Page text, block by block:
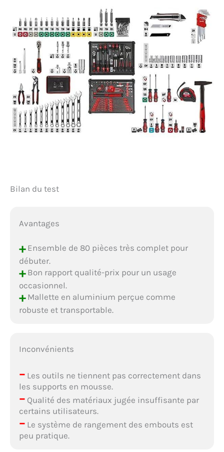
Bilan du test
Avantages
+Ensemble de 80 pièces très complet pour
débuter.
+Bon rapport qualité-prix pour un usage
occasionnel.
+Mallette en aluminium perçue comme
robuste et transportable.
Inconvénients
–Les outils ne tiennent pas correctement dans
les supports en mousse.
–Qualité des matériaux jugée insuffisante par
certains utilisateurs.
–Le système de rangement des embouts est
peu pratique.